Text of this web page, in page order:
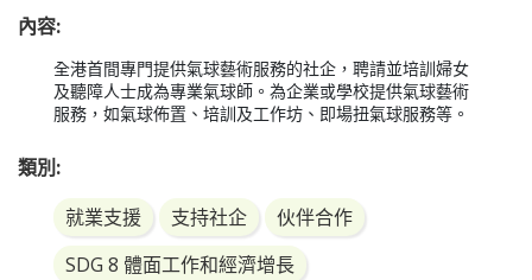
內容:
全港首間專門提供氣球藝術服務的社企，聘請並培訓婦女
及聽障人士成為專業氣球師。為企業或學校提供氣球藝術
服務，如氣球佈置、培訓及工作坊、即場扭氣球服務等。
類別:
就業支援
支持社企
伙伴合作
SDG 8 體面工作和經濟增長